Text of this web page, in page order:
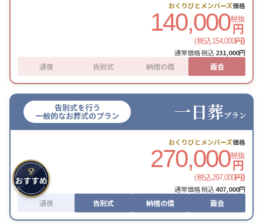
おくりびとメンバーズ価格
140,000税抜
円
(税込154,000円)
通常価格 税込231,000円
通夜 告別式 納棺の儀 面会
告別式を行う
一般的なお葬式のプラン 一日葬プラン
おくりびとメンバーズ価格
270,000税抜
円
(税込297,000円)
通常価格 税込407,000円
通夜 告別式 納棺の儀 面会